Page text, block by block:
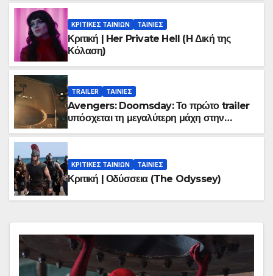
ΚΡΙΤΙΚΕΣ ΤΑΙΝΙΩΝ ΤΑΙΝΙΕΣ
Κριτική | Her Private Hell (H Δική της
Κόλαση)
TRAILER ΤΑΙΝΙΕΣ
Avengers: Doomsday: Το πρώτο trailer
υπόσχεται τη μεγαλύτερη μάχη στην
ΚΡΙΤΙΚΕΣ ΤΑΙΝΙΩΝ ΤΑΙΝΙΕΣ
Κριτική | Οδύσσεια (The Odyssey)